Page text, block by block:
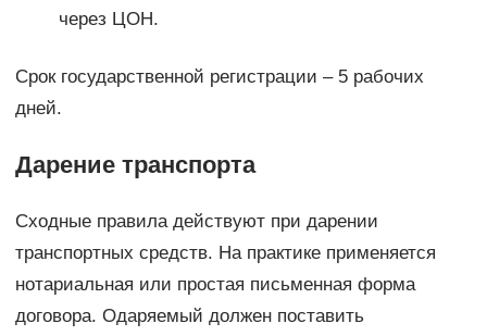
через ЦОН.
Срок государственной регистрации – 5 рабочих
дней.
Дарение транспорта
Сходные правила действуют при дарении
транспортных средств. На практике применяется
нотариальная или простая письменная форма
договора. Одаряемый должен поставить